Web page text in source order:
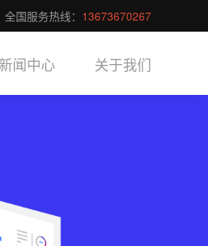
全国服务热线： 13673670267
新闻中心 关于我们